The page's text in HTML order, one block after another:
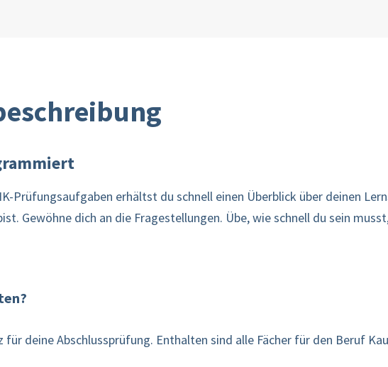
Prüfungsaufgaben erhältst du schnell einen Überblick über deinen
Gewöhne dich an die Fragestellungen. Übe, wie schnell du sein
für deine Abschlussprüfung. Enthalten sind alle Fächer für den Beruf